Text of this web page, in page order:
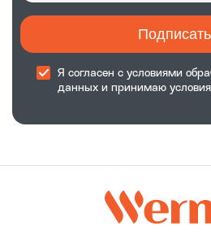
Я согласен с условиями
данных и принимаю